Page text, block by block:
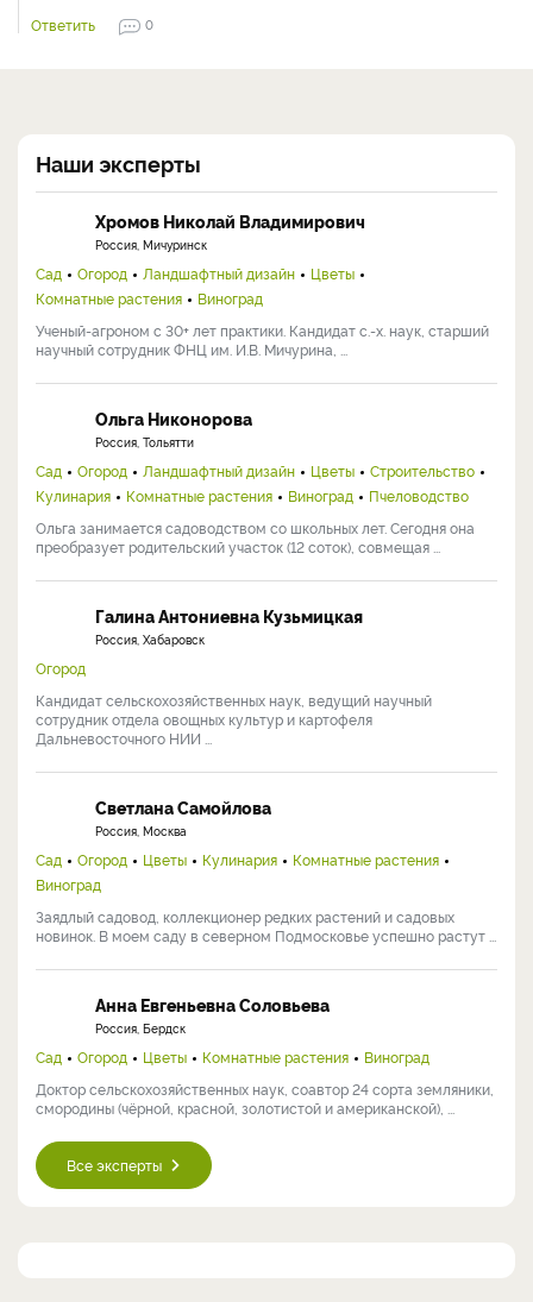
Ответить
0
Наши эксперты
Хромов Николай Владимирович
Россия, Мичуринск
Сад Огород Ландшафтный дизайн
Цветы
Комнатные растения
Виноград
Ученый-агроном с 30+ лет практики. Кандидат с.-х. наук, старший
научный сотрудник ФНЦ им. И.В. Мичурина, ...
Ольга Никонорова
Россия, Тольятти
Сад Огород Ландшафтный дизайн Цветы
Строительство
Кулинария
Комнатные растения Виноград
Пчеловодство
Ольга занимается садоводством со школьных лет. Сегодня она
преобразует родительский участок (12 соток), совмещая ...
Галина Антониевна Кузьмицкая
Россия, Хабаровск
Огород
Кандидат сельскохозяйственных наук, ведущий научный
сотрудник отдела овощных культур и картофеля
Дальневосточного НИИ ...
Светлана Самойлова
Россия, Москва
Сад Огород Цветы Кулинария
Комнатные растения
Виноград
Заядлый садовод, коллекционер редких растений и садовых
новинок. В моем саду в северном Подмосковье успешно растут ...
Анна Евгеньевна Соловьева
Россия, Бердск
Сад Огород Цветы Комнатные растения
Виноград
Доктор сельскохозяйственных наук, соавтор 24 сорта земляники,
смородины (чёрной, красной, золотистой и американской), ...
Все эксперты